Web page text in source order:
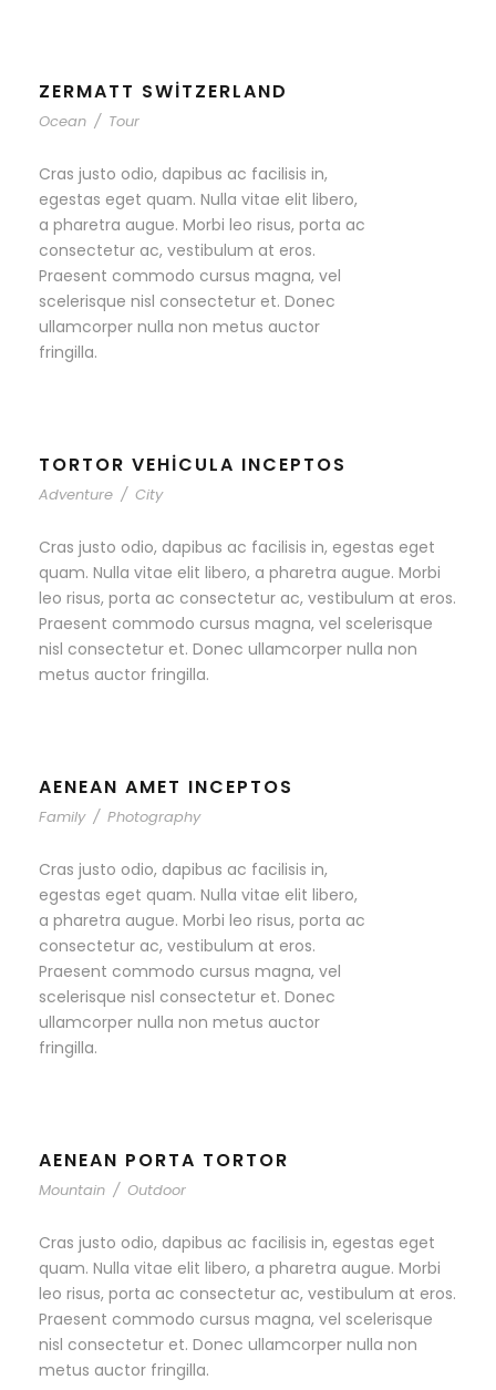
ZERMATT SWITZERLAND
Ocean / Tour
Cras justo odio, dapibus ac facilisis in,
egestas eget quam. Nulla vitae elit libero,
a pharetra augue. Morbi leo risus, porta ac
consectetur ac, vestibulum at eros.
Praesent commodo cursus magna, vel
scelerisque nisl consectetur et. Donec
ullamcorper nulla non metus auctor
fringilla.
TORTOR VEHICULA INCEPTOS
Adventure / City
Cras justo odio, dapibus ac facilisis in, egestas eget
quam. Nulla vitae elit libero, a pharetra augue. Morbi
leo risus, porta ac consectetur ac, vestibulum at eros.
Praesent commodo cursus magna, vel scelerisque
nisl consectetur et. Donec ullamcorper nulla non
metus auctor fringilla.
AENEAN AMET INCEPTOS
Family / Photography
Cras justo odio, dapibus ac facilisis in,
egestas eget quam. Nulla vitae elit libero,
a pharetra augue. Morbi leo risus, porta ac
consectetur ac, vestibulum at eros.
Praesent commodo cursus magna, vel
scelerisque nisl consectetur et. Donec
ullamcorper nulla non metus auctor
fringilla.
AENEAN PORTA TORTOR
Mountain / Outdoor
Cras justo odio, dapibus ac facilisis in, egestas eget
quam. Nulla vitae elit libero, a pharetra augue. Morbi
leo risus, porta ac consectetur ac, vestibulum at eros.
Praesent commodo cursus magna, vel scelerisque
nisl consectetur et. Donec ullamcorper nulla non
metus auctor fringilla.